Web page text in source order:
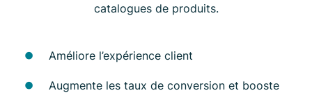
catalogues de produits.
Améliore l’expérience client
Augmente les taux de conversion et booste